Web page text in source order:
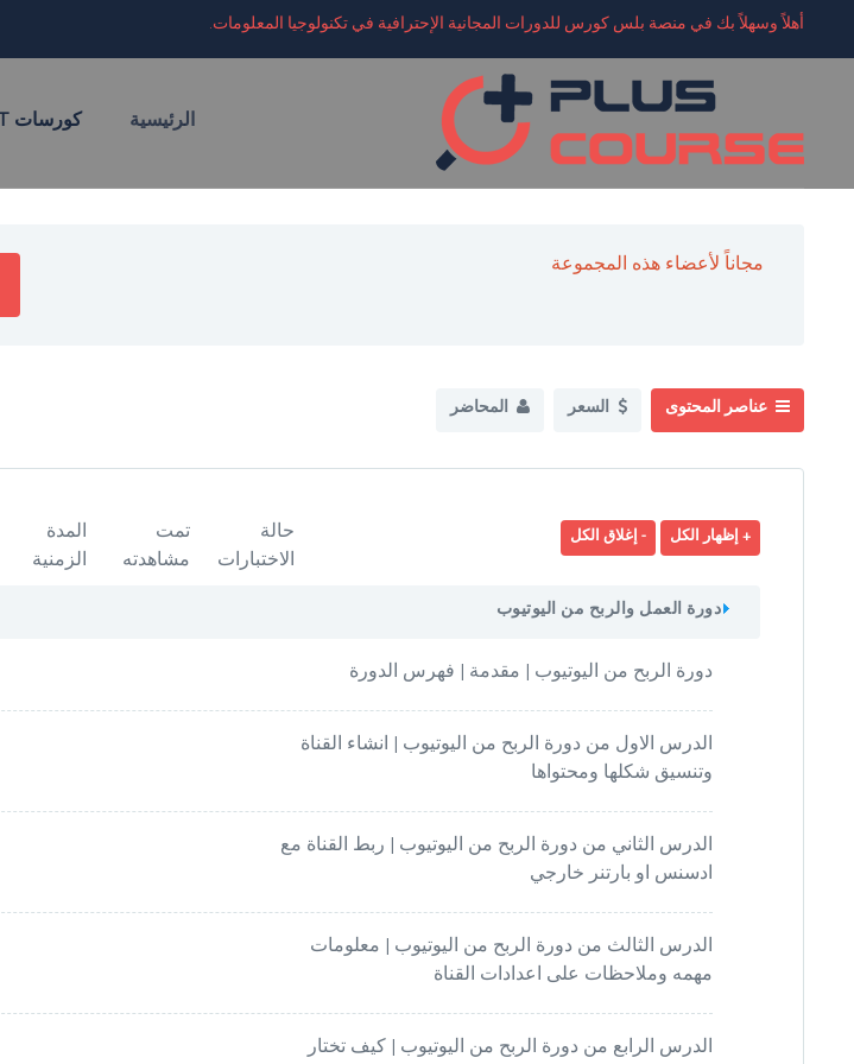
أهلاً وسهلاً بك في منصة بلس كورس للدورات المجانية الإحترافية في تكنولوجيا المعلومات.
الرئيسية كورسات IT
مجاناً لأعضاء هذه المجموعة
عناصر المحتوى السعر المحاضر
حالة
الاختبارات
تمت
مشاهدته
المدة
الزمنية
دورة العمل والربح من اليوتيوب
دورة الربح من اليوتيوب | مقدمة | فهرس الدورة
الدرس الاول من دورة الربح من اليوتيوب | انشاء القناة
وتنسيق شكلها ومحتواها
الدرس الثاني من دورة الربح من اليوتيوب | ربط القناة مع
ادسنس او بارتنر خارجي
الدرس الثالث من دورة الربح من اليوتيوب | معلومات
مهمه وملاحظات على اعدادات القناة
الدرس الرابع من دورة الربح من اليوتيوب | كيف تختار